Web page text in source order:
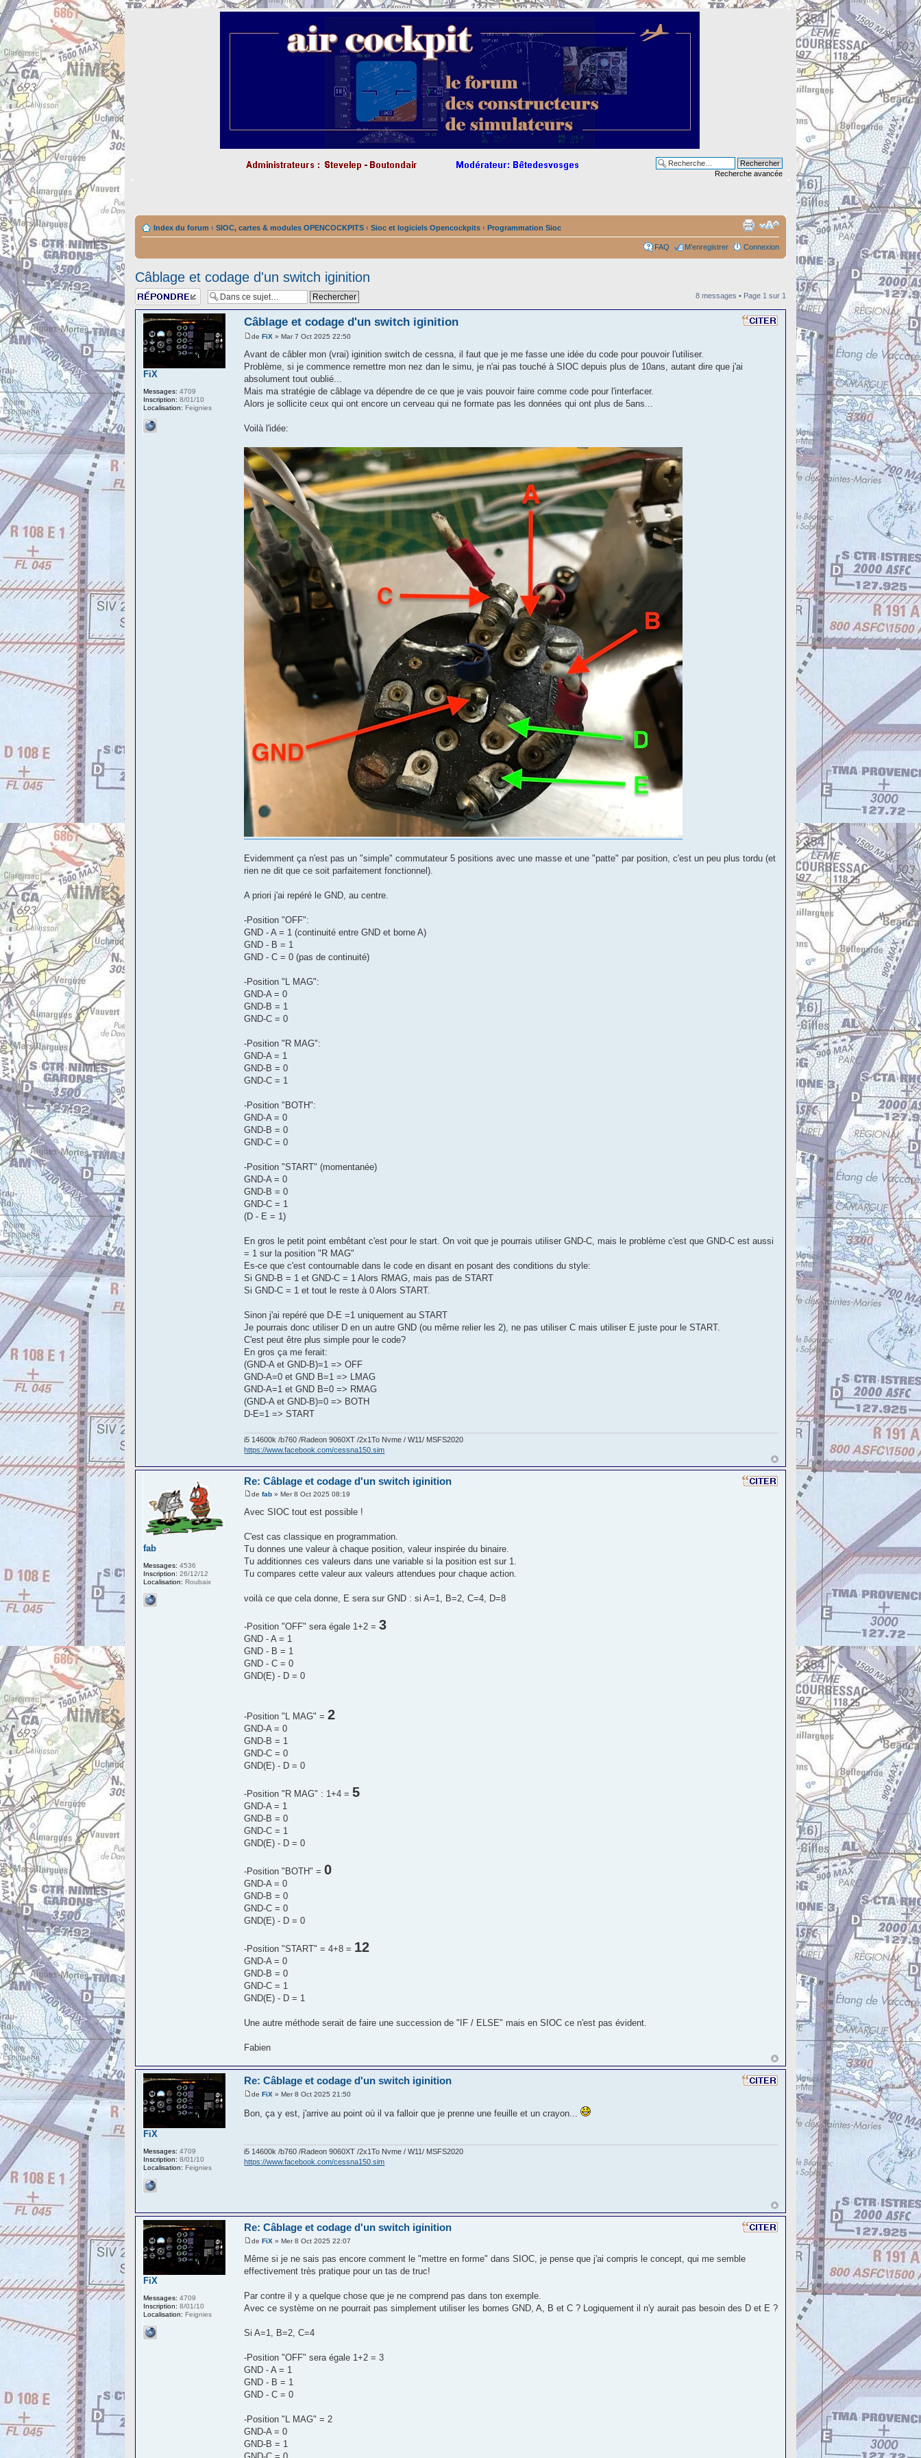
Recherche avancée
Index du forum ‹ SIOC, cartes & modules OPENCOCKPITS ‹ Sioc et logiciels Opencockpits ‹ Programmation Sioc
FAQ M’enregistrer Connexion
Câblage et codage d'un switch iginition
Répondre 8 messages • Page 1 sur 1
Câblage et codage d'un switch iginition
deFiX » Mar 7 Oct 2025 22:50
Avant de câbler mon (vrai) iginition switch de cessna, il faut que je me fasse une idée du code pour pouvoir l'utiliser.
Problème, si je commence remettre mon nez dan le simu, je n'ai pas touché à SIOC depuis plus de 10ans, autant dire que j'ai
absolument tout oublié...
Mais ma stratégie de câblage va dépendre de ce que je vais pouvoir faire comme code pour l'interfacer.
Alors je sollicite ceux qui ont encore un cerveau qui ne formate pas les données qui ont plus de 5ans...
Voilà l'idée:
Evidemment ça n'est pas un "simple" commutateur 5 positions avec une masse et une "patte" par position, c'est un peu plus tordu (et
rien ne dit que ce soit parfaitement fonctionnel).
A priori j'ai repéré le GND, au centre.
-Position "OFF":
GND - A = 1 (continuité entre GND et borne A)
GND - B = 1
GND - C = 0 (pas de continuité)
-Position "L MAG":
GND-A = 0
GND-B = 1
GND-C = 0
-Position "R MAG":
GND-A = 1
GND-B = 0
GND-C = 1
-Position "BOTH":
GND-A = 0
GND-B = 0
GND-C = 0
-Position "START" (momentanée)
GND-A = 0
GND-B = 0
GND-C = 1
(D - E = 1)
En gros le petit point embêtant c'est pour le start. On voit que je pourrais utiliser GND-C, mais le problème c'est que GND-C est aussi
= 1 sur la position "R MAG"
Es-ce que c'est contournable dans le code en disant en posant des conditions du style:
Si GND-B = 1 et GND-C = 1 Alors RMAG, mais pas de START
Si GND-C = 1 et tout le reste à 0 Alors START.
Sinon j'ai repéré que D-E =1 uniquement au START
Je pourrais donc utiliser D en un autre GND (ou même relier les 2), ne pas utiliser C mais utiliser E juste pour le START.
C'est peut être plus simple pour le code?
En gros ça me ferait:
(GND-A et GND-B)=1 => OFF
GND-A=0 et GND B=1 => LMAG
GND-A=1 et GND B=0 => RMAG
(GND-A et GND-B)=0 => BOTH
D-E=1 => START
i5 14600k /b760 /Radeon 9060XT /2x1To Nvme / W11/ MSFS2020
https://www.facebook.com/cessna150.sim
FiX
Messages: 4709
Inscription: 8/01/10
Localisation: Feignies
Re: Câblage et codage d'un switch iginition
defab » Mer 8 Oct 2025 08:19
Avec SIOC tout est possible !
C'est cas classique en programmation.
Tu donnes une valeur à chaque position, valeur inspirée du binaire.
Tu additionnes ces valeurs dans une variable si la position est sur 1.
Tu compares cette valeur aux valeurs attendues pour chaque action.
voilà ce que cela donne, E sera sur GND : si A=1, B=2, C=4, D=8
-Position "OFF" sera égale 1+2 =3
GND - A = 1
GND - B = 1
GND - C = 0
GND(E) - D = 0
-Position "L MAG" =2
GND-A = 0
GND-B = 1
GND-C = 0
GND(E) - D = 0
-Position "R MAG" : 1+4 =5
GND-A = 1
GND-B = 0
GND-C = 1
GND(E) - D = 0
-Position "BOTH" =0
GND-A = 0
GND-B = 0
GND-C = 0
GND(E) - D = 0
-Position "START" = 4+8 = 12
GND-A = 0
GND-B = 0
GND-C = 1
GND(E) - D = 1
Une autre méthode serait de faire une succession de "IF / ELSE" mais en SIOC ce n'est pas évident.
Fabien
fab
Messages: 4536
Inscription: 26/12/12
Localisation: Roubaix
Re: Câblage et codage d'un switch iginition
deFiX » Mer 8 Oct 2025 21:50
Bon, ça y est, j'arrive au point où il va falloir que je prenne une feuille et un crayon...
i5 14600k /b760 /Radeon 9060XT /2x1To Nvme / W11/ MSFS2020
https://www.facebook.com/cessna150.sim
FiX
Messages: 4709
Inscription: 8/01/10
Localisation: Feignies
Re: Câblage et codage d'un switch iginition
deFiX » Mer 8 Oct 2025 22:07
Même si je ne sais pas encore comment le "mettre en forme" dans SIOC, je pense que j'ai compris le concept, qui me semble
effectivement très pratique pour un tas de truc!
Par contre il y a quelque chose que je ne comprend pas dans ton exemple.
Avec ce système on ne pourrait pas simplement utiliser les bornes GND, A, B et C ? Logiquement il n'y aurait pas besoin des D et E ?
Si A=1, B=2, C=4
-Position "OFF" sera égale 1+2 = 3
GND - A = 1
GND - B = 1
GND - C = 0
-Position "L MAG" = 2
GND-A = 0
GND-B = 1
FiX
Messages: 4709
Inscription: 8/01/10
Localisation: Feignies